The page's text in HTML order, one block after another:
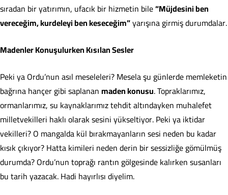
sıradan bir yatırımın, ufacık bir hizmetin bile“Müjdesini ben
vereceğim, kurdeleyi ben keseceğim”yarışına girmiş durumdalar.
Madenler Konuşulurken Kısılan Sesler
Peki ya Ordu’nun asıl meseleleri? Mesela şu günlerde memleketin
bağrına hançer gibi saplananmaden konusu. Topraklarımız,
ormanlarımız, su kaynaklarımız tehdit altındayken muhalefet
milletvekilleri haklı olarak sesini yükseltiyor. Peki ya iktidar
vekilleri? O mangalda kül bırakmayanların sesi neden bu kadar
kısık çıkıyor? Hatta kimileri neden derin bir sessizliğe gömülmüş
durumda? Ordu’nun toprağı rantın gölgesinde kalırken susanları
bu tarih yazacak. Hadi hayırlısı diyelim.